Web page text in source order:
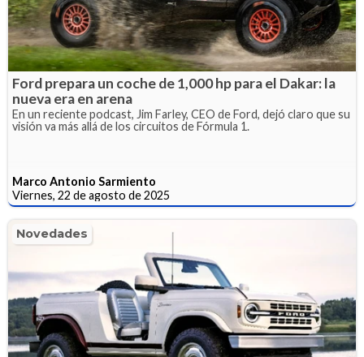
Ford prepara un coche de 1,000 hp para el Dakar: la
nueva era en arena
En un reciente podcast, Jim Farley, CEO de Ford, dejó claro que su
visión va más allá de los circuitos de Fórmula 1.
Marco Antonio Sarmiento
Viernes, 22 de agosto de 2025
Novedades